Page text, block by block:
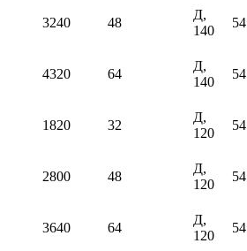
3240 48
Д,
140
4320 64
Д,
140
1820 32
Д,
120
2800 48
Д,
120
3640 64
Д,
120